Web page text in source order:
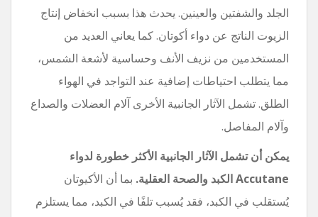
الجلد والشفتين والعينين. يحدث هذا بسبب انخفاض إنتاج
الزيوت الناتج عن دواء أكوتان. كما يعاني العديد من
المستخدمين من نزيف الأنف وحساسية لأشعة الشمس،
مما يتطلب احتياطات إضافية عند التواجد في الهواء
الطلق. تشمل الآثار الجانبية الأخرى آلام العضلات والصداع
وآلام المفاصل.
يمكن أن تشمل الآثار الجانبية الأكثر خطورة لدواء
Accutane الكبد والصحة العقلية.
بما أن الأكيوتان
يُستقلب في الكبد، فقد يُسبب تلفًا في الكبد، مما يستلزم